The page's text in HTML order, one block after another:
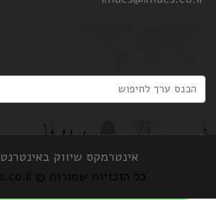
אינטרמקס שיווק באינטרנט
כל הזכויות שמורות © imacs.co.il